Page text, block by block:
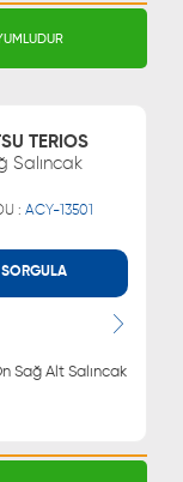
TERIOS
Salıncak
: ACY-13501